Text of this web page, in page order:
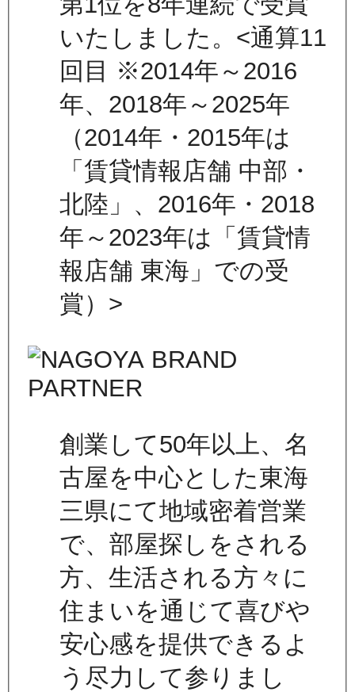
いたしました。<通算11
回目 ※2014年～2016
年、2018年～2025年
（2014年・2015年は
「賃貸情報店舗 中部・
北陸」、2016年・2018
年～2023年は「賃貸情
報店舗 東海」での受
賞）>
創業して50年以上、名
古屋を中心とした東海
三県にて地域密着営業
で、部屋探しをされる
方、生活される方々に
住まいを通じて喜びや
安心感を提供できるよ
う尽力して参りまし